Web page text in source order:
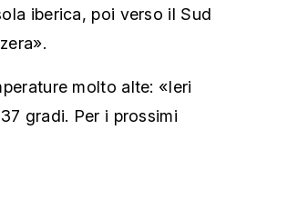
iberica, poi verso il Sud
molto alte: «Ieri
gradi. Per i prossimi